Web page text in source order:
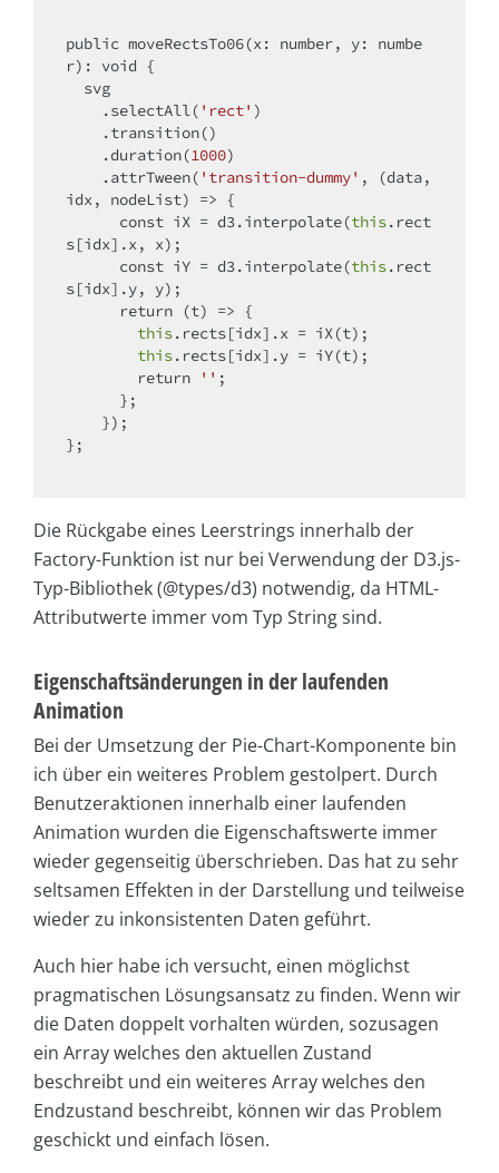
public moveRectsTo06(x: number, y: numbe
r): void {
    .selectAll(
'rect' )
    .duration(
1000)
    .attrTween(
'transition-dummy' , (data,
idx, nodeList) => {
const iX = d3.interpolate(this.rect
s[idx].x, x);
const iY = d3.interpolate(this.rect
s[idx].y, y);
return
(t) => {
this.rects[idx].x = iX(t);
this.rects[idx].y = iY(t);
return
'' ;
};
Die Rückgabe eines Leerstrings innerhalb der
Factory-Funktion ist nur bei Verwendung der D3.js-
Typ-Bibliothek (@types/d3) notwendig, da HTML-
Attributwerte immer vom Typ String sind.
Eigenschaftsänderungen in der laufenden
Animation
Bei der Umsetzung der Pie-Chart-Komponente bin
ich über ein weiteres Problem gestolpert. Durch
Benutzeraktionen innerhalb einer laufenden
Animation wurden die Eigenschaftswerte immer
wieder gegenseitig überschrieben. Das hat zu sehr
seltsamen Effekten in der Darstellung und teilweise
wieder zu inkonsistenten Daten geführt.
Auch hier habe ich versucht, einen möglichst
pragmatischen Lösungsansatz zu finden. Wenn wir
die Daten doppelt vorhalten würden, sozusagen
ein Array welches den aktuellen Zustand
beschreibt und ein weiteres Array welches den
Endzustand beschreibt, können wir das Problem
geschickt und einfach lösen.